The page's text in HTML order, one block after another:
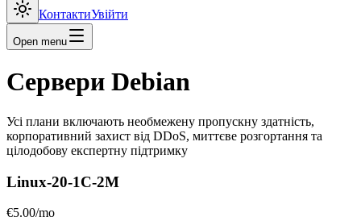
КонтактиУвійти
Open menu
Сервери Debian
Усі плани включають необмежену пропускну здатність,
корпоративний захист від DDoS, миттєве розгортання та
цілодобову експертну підтримку
Linux-20-1C-2M
€5.00/mo